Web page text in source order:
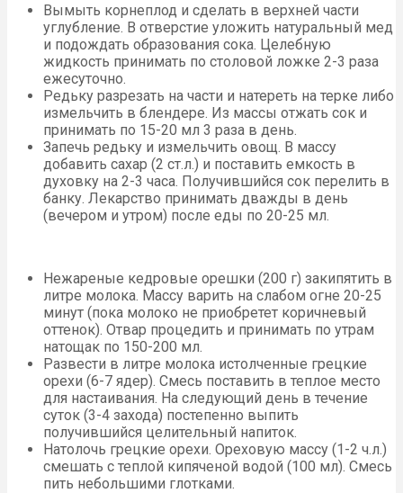
Вымыть корнеплод и сделать в верхней части
углубление. В отверстие уложить натуральный мед
и подождать образования сока. Целебную
жидкость принимать по столовой ложке 2-3 раза
ежесуточно.
Редьку разрезать на части и натереть на терке либо
измельчить в блендере. Из массы отжать сок и
принимать по 15-20 мл 3 раза в день.
Запечь редьку и измельчить овощ. В массу
добавить сахар (2 ст.л.) и поставить емкость в
духовку на 2-3 часа. Получившийся сок перелить в
банку. Лекарство принимать дважды в день
(вечером и утром) после еды по 20-25 мл.
Нежареные кедровые орешки (200 г) закипятить в
литре молока. Массу варить на слабом огне 20-25
минут (пока молоко не приобретет коричневый
оттенок). Отвар процедить и принимать по утрам
натощак по 150-200 мл.
Развести в литре молока истолченные грецкие
орехи (6-7 ядер). Смесь поставить в теплое место
для настаивания. На следующий день в течение
суток (3-4 захода) постепенно выпить
получившийся целительный напиток.
Натолочь грецкие орехи. Ореховую массу (1-2 ч.л.)
смешать с теплой кипяченой водой (100 мл). Смесь
пить небольшими глотками.